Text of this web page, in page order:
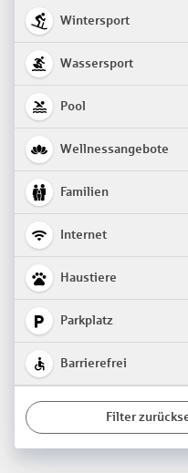
Wintersport
Wassersport
Pool
Wellnessangebote
Familien
Internet
Haustiere
Parkplatz
Barrierefrei
Filter